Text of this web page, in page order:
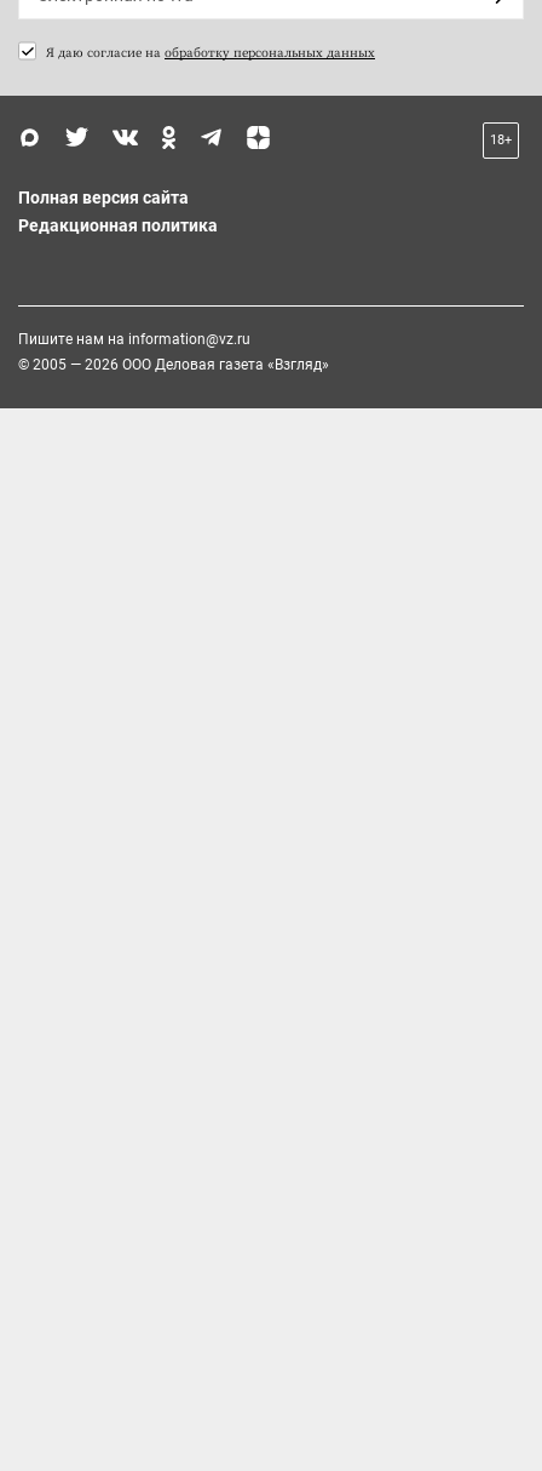
Я даю согласие на обработку персональных данных
18+
Полная версия сайта
Редакционная политика
Пишите нам на information@vz.ru
© 2005 — 2026 ООО Деловая газета «Взгляд»